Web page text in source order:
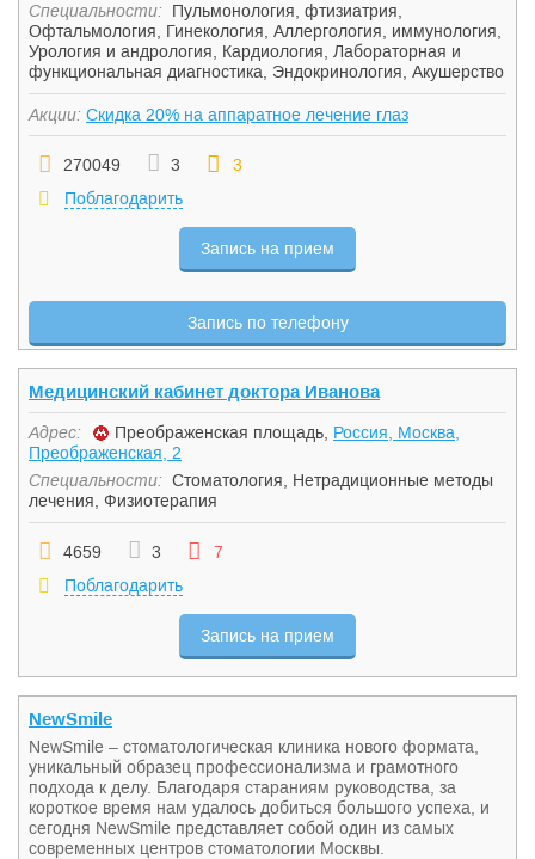
Специальности:
Пульмонология, фтизиатрия
Офтальмология
Гинекология Аллергология, иммунология
Урология и андрология
Кардиология
Лабораторная и
функциональная диагностика
Эндокринология Акушерство
Акции: Скидка 20% на аппаратное лечение глаз
270049 3
3
Поблагодарить
Запись на прием
Запись по телефону
Медицинский кабинет доктора Иванова
Адрес: Преображенская площадь, Россия, Москва,
Преображенская, 2
Специальности: Стоматология
Нетрадиционные методы
лечения Физиотерапия
4659 3
7
Поблагодарить
Запись на прием
NewSmile
NewSmile – стоматологическая клиника нового формата,
уникальный образец профессионализма и грамотного
подхода к делу. Благодаря стараниям руководства, за
короткое время нам удалось добиться большого успеха, и
сегодня NewSmile представляет собой один из самых
современных центров стоматологии Москвы.